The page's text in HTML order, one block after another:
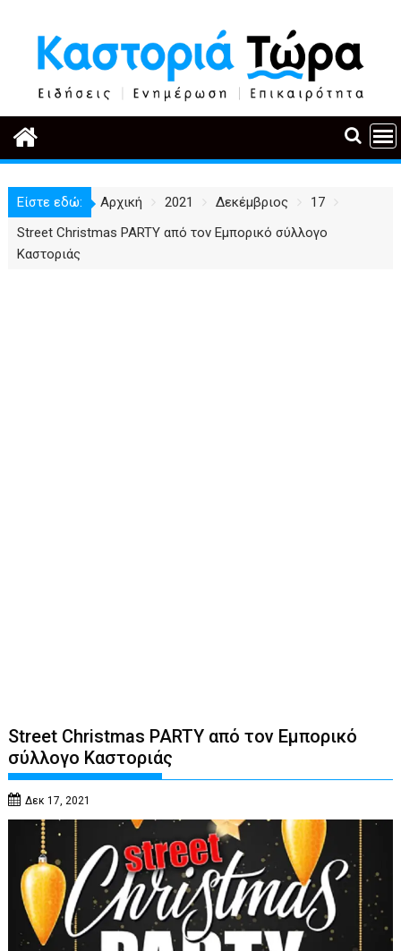
περιεχόμενο
Είστε εδώ: Αρχική 2021 Δεκέμβριος
17
Street Christmas PARTY από τον Εμπορικό σύλλογο
Καστοριάς
Street Christmas PARTY από τον Εμπορικό
σύλλογο Καστοριάς
Δεκ 17, 2021